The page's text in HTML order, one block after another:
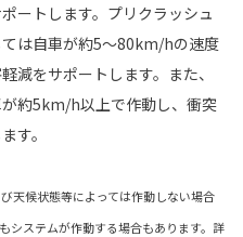
ートします。プリクラッシュ
は自車が約5〜80km/hの速度
減をサポートします。また、
約5km/h以上で作動し、衝突
す。
天候状態等によっては作動しない場合
システムが作動する場合もあります。詳